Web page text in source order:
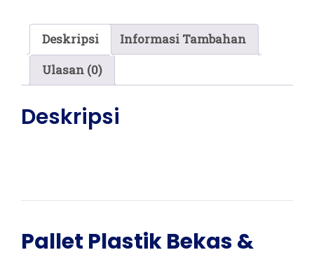
Deskripsi
Informasi Tambahan
Ulasan (0)
Deskripsi
Pallet Plastik Bekas &